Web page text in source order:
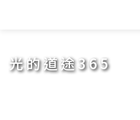
光的道途365